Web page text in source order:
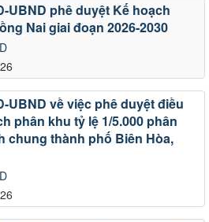
UBND phê duyệt Kế hoạch
Nai giai đoạn 2026-2030
UBND về việc phê duyệt điều
phân khu tỷ lệ 1/5.000 phân
chung thành phố Biên Hòa,